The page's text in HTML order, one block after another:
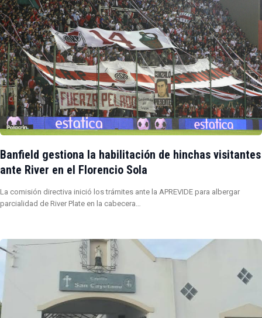
Banfield gestiona la habilitación de hinchas visitantes
ante River en el Florencio Sola
La comisión directiva inició los trámites ante la APREVIDE para albergar
parcialidad de River Plate en la cabecera…